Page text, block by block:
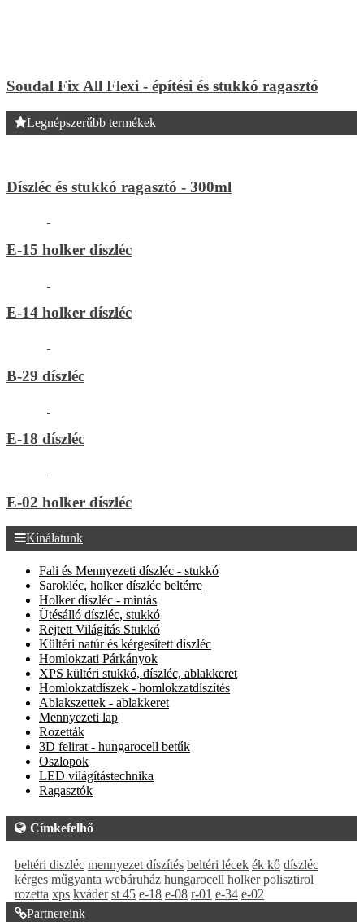
Soudal Fix All Flexi - építési és stukkó ragasztó
Legnépszerűbb termékek
Díszléc és stukkó ragasztó - 300ml
E-15 holker díszléc
E-14 holker díszléc
B-29 díszléc
E-18 díszléc
E-02 holker díszléc
Kínálatunk
Fali és Mennyezeti díszléc - stukkó
Sarokléc, holker díszléc beltérre
Holker díszléc - mintás
Ütésálló díszléc, stukkó
Rejtett Világítás Stukkó
Kültéri natúr és kérgesített díszléc
Homlokzati Párkányok
XPS kültéri stukkó, díszléc, ablakkeret
Homlokzatdíszek - homlokzatdíszítés
Ablakszettek - ablakkeret
Mennyezeti lap
Rozetták
3D felirat - hungarocell betűk
Oszlopok
LED világítástechnika
Ragasztók
Címkefelhő
beltéri diszléc mennyezet díszítés beltéri lécek ék kő díszléc
kérges műgyanta webáruház hungarocell holker polisztirol
rozetta xps kváder st 45 e-18 e-08 r-01 e-34 e-02
Partnereink